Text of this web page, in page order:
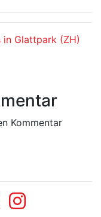
in Glattpark (ZH)
Kommentar